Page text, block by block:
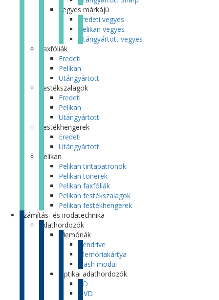
Vegyes márkájú
Eredeti vegyes
Pelikan vegyes
Utángyártott vegyes
Faxfóliák
Eredeti
Pelikan
Utángyártott
Festékszalagok
Eredeti
Pelikan
Utángyártott
Festékhengerek
Eredeti
Utángyártott
Pelikan
Pelikan tintapatronok
Pelikan tonerek
Pelikan faxfóliák
Pelikan festékszalagok
Pelikan festékhengerek
Számítás- és irodatechnika
Adathordozók
Memóriák
Pendrive
Memóriakártya
Flash modul
Optikai adathordozók
CD
DVD